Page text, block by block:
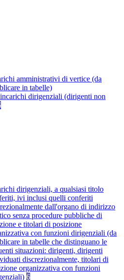
amministrativi di vertice (da
in tabelle)
dirigenziali (dirigenti non
dirigenziali, a qualsiasi titolo
ivi inclusi quelli conferiti
dall'organo di indirizzo
senza procedure pubbliche di
e titolari di posizione
con funzioni dirigenziali (da
in tabelle che distinguano le
situazioni: dirigenti, dirigenti
discrezionalmente, titolari di
organizzativa con funzioni
6